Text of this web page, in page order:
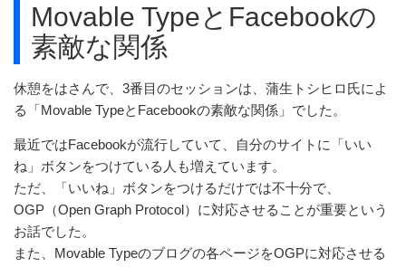
Movable TypeとFacebookの
素敵な関係
休憩をはさんで、3番目のセッションは、蒲生トシヒロ氏によ
る「Movable TypeとFacebookの素敵な関係」でした。
最近ではFacebookが流行していて、自分のサイトに「いい
ね」ボタンをつけている人も増えています。
ただ、「いいね」ボタンをつけるだけでは不十分で、
OGP（Open Graph Protocol）に対応させることが重要という
お話でした。
また、Movable Typeのブログの各ページをOGPに対応させる